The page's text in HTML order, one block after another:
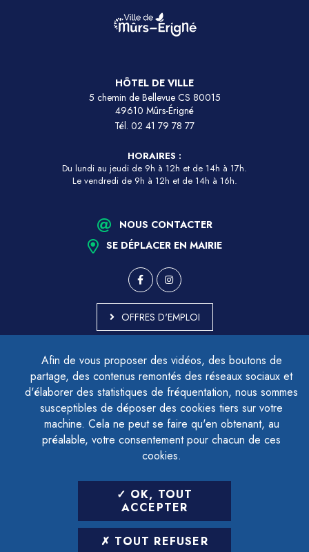
Afin de vous proposer des vidéos, des boutons de
partage, des contenus remontés des réseaux sociaux et
d'élaborer des statistiques de fréquentation, nous sommes
susceptibles de déposer des cookies tiers sur votre
machine. Cela ne peut se faire qu'en obtenant, au
préalable, votre consentement pour chacun de ces
cookies.
OK, TOUT
ACCEPTER
TOUT REFUSER
HÔTEL DE VILLE
5 chemin de Bellevue CS 80015
49610 Mûrs-Érigné
Tél. 02 41 79 78 77
HORAIRES :
Du lundi au jeudi de 9h à 12h et de 14h à 17h.
Le vendredi de 9h à 12h et de 14h à 16h.
NOUS CONTACTER
SE DÉPLACER EN MAIRIE
OFFRES D'EMPLOI
ACCESSIBILITÉ - PARTIELLEMENT CONFORME
PLAN DU SITE
MENTIONS LÉGALES
CONTACTER LE DÉLÉGUÉ À LA PROTECTION DES DONNÉES
GESTION DES COOKIES
LETTRE D'INFORMATION
SAISIR VOTRE ADRESSE E-MAIL
POUR VOUS INSCRIRE :